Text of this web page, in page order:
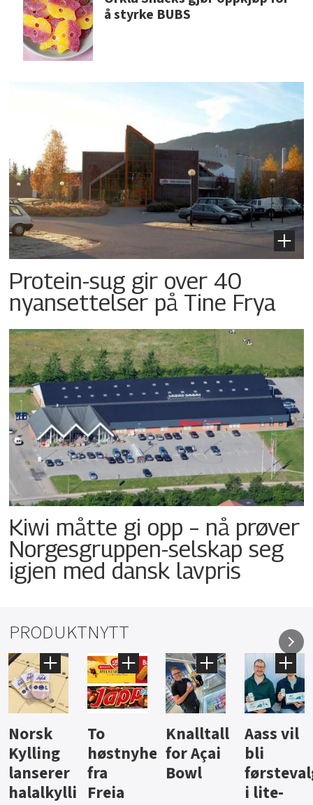
å styrke BUBS
Protein-sug gir over 40
nyansettelser på Tine Frya
Kiwi måtte gi opp – nå prøver
Norgesgruppen-selskap seg
igjen med dansk lavpris
PRODUKTNYTT
Knalltall
for Açai
Bowl
Aass vil
bli
førstevalg
i lite-
Brus og
jus fra
Berentsen
Hard
iste fra
Hansa